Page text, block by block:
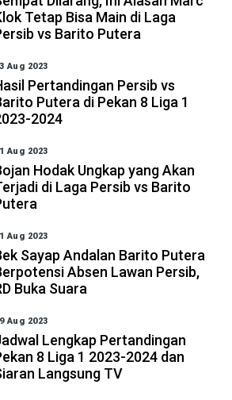
Tetap Bisa Main di Laga
vs Barito Putera
Aug 2023
Pertandingan Persib vs
Putera di Pekan 8 Liga 1
2024
Aug 2023
Hodak Ungkap yang Akan
di Laga Persib vs Barito
Aug 2023
Sayap Andalan Barito Putera
Absen Lawan Persib,
Buka Suara
Aug 2023
Lengkap Pertandingan
8 Liga 1 2023-2024 dan
Langsung TV